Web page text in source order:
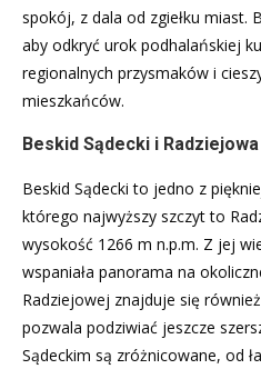
spokój, z dala od zgiełku miast.
aby odkryć urok podhalańskiej
regionalnych przysmaków i
mieszkańców.
Beskid Sądecki i
Beskid Sądecki to jedno z
którego najwyższy szczyt to
wysokość 1266 m n.p.m. Z jej
wspaniała panorama na
Radziejowej znajduje się
pozwala podziwiać jeszcze
Sądeckim są zróżnicowane, od